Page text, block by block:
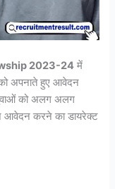
2023-24 में
अपनाते हुए आवेदन
युवाओं को अलग अलग
आवेदन करने का डायरेक्ट